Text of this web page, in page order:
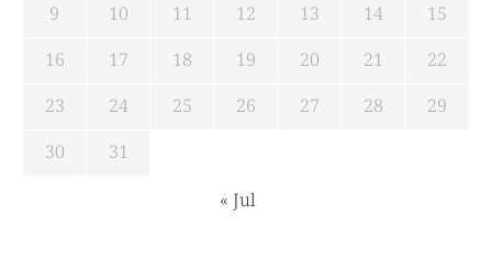
9
10 11 12 13 14
15
16
17 18 19 20 21
22
23
24 25 26 27 28
29
30
31
« Jul